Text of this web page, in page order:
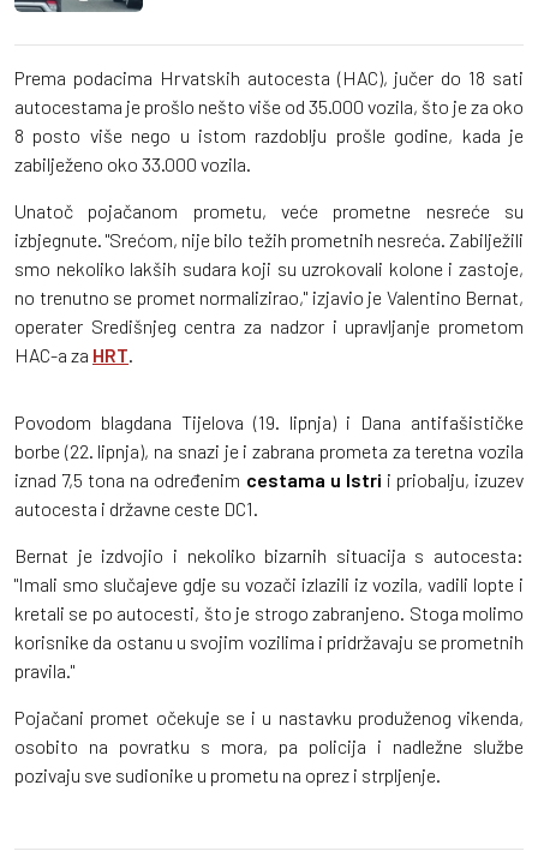
Prema podacima Hrvatskih autocesta (HAC), jučer do 18 sati
autocestama je prošlo nešto više od 35.000 vozila, što je za oko
8 posto više nego u istom razdoblju prošle godine, kada je
zabilježeno oko 33.000 vozila.
Unatoč pojačanom prometu, veće prometne nesreće su
izbjegnute. "Srećom, nije bilo težih prometnih nesreća. Zabilježili
smo nekoliko lakših sudara koji su uzrokovali kolone i zastoje,
no trenutno se promet normalizirao," izjavio je Valentino Bernat,
operater Središnjeg centra za nadzor i upravljanje prometom
HAC-a za HRT
Povodom blagdana Tijelova (19. lipnja) i Dana antifašističke
borbe (22. lipnja), na snazi je i zabrana prometa za teretna vozila
iznad 7,5 tona na određenim cestama u Istri i priobalju, izuzev
autocesta i državne ceste DC1.
Bernat je izdvojio i nekoliko bizarnih situacija s autocesta:
"Imali smo slučajeve gdje su vozači izlazili iz vozila, vadili lopte i
kretali se po autocesti, što je strogo zabranjeno. Stoga molimo
korisnike da ostanu u svojim vozilima i pridržavaju se prometnih
pravila."
Pojačani promet očekuje se i u nastavku produženog vikenda,
osobito na povratku s mora, pa policija i nadležne službe
pozivaju sve sudionike u prometu na oprez i strpljenje.